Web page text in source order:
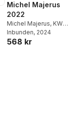
Michel Majerus
2022
Michel Majerus, KW
Institute for
Contemporary Art
Inbunden, 2024
568 kr